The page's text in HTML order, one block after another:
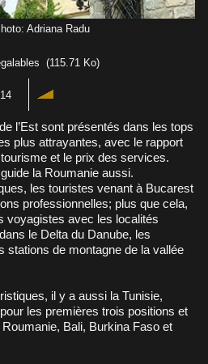
Adriana Radu
(115.71 Ko)
plus attrayantes, avec le rapport
et le prix des services.
la Roumanie aussi.
les touristes venant à Bucarest
professionnelles; plus que cela,
voyagistes avec les localités
le Delta du Danube, les
stations de montagne de la vallée
il y a aussi la Tunisie,
les premières trois positions et
Bali, Burkina Faso et